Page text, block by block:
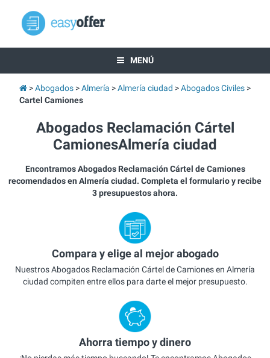
MENÚ
Abogados Almería Almería ciudad
Abogados Civiles
Cartel Camiones
Abogados Reclamación Cártel
CamionesAlmería ciudad
Encontramos Abogados Reclamación Cártel de Camiones
recomendados en Almería ciudad. Completa el formulario y recibe
3 presupuestos ahora.
Compara y elige al mejor abogado
Nuestros Abogados Reclamación Cártel de Camiones en Almería
ciudad compiten entre ellos para darte el mejor presupuesto.
Ahorra tiempo y dinero